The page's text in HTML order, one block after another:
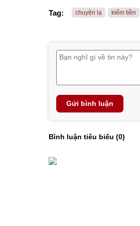
Tag: chuyện lạ kiếm tiền
Gửi bình luận
Bình luận tiêu biểu (0)